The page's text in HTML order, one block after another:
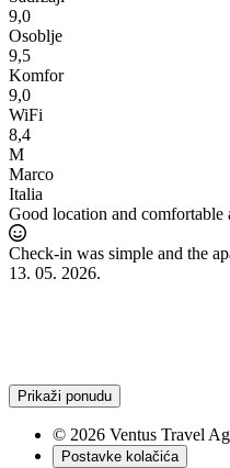
9,0
Osoblje
9,5
Komfor
9,0
WiFi
8,4
M
Marco
Italia
Good location and comfortable
Check-in was simple and the
13. 05. 2026.
Prikaži ponudu
© 2026 Ventus Travel
Postavke kolačića